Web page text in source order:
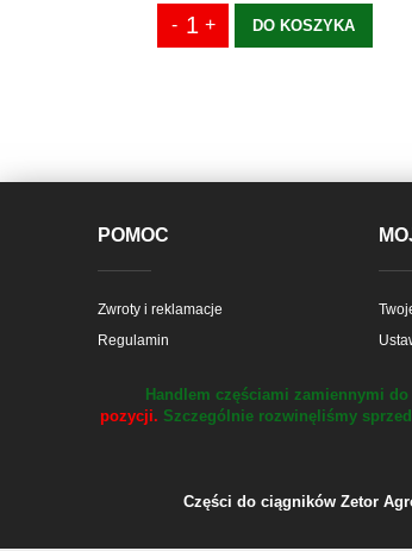
DO KOSZYKA
POMOC
Zwroty i reklamacje
Regulamin
Handlem częściami zamiennymi
pozycji. Szczególnie rozwinęliśmy
Części do ciągników Zetor